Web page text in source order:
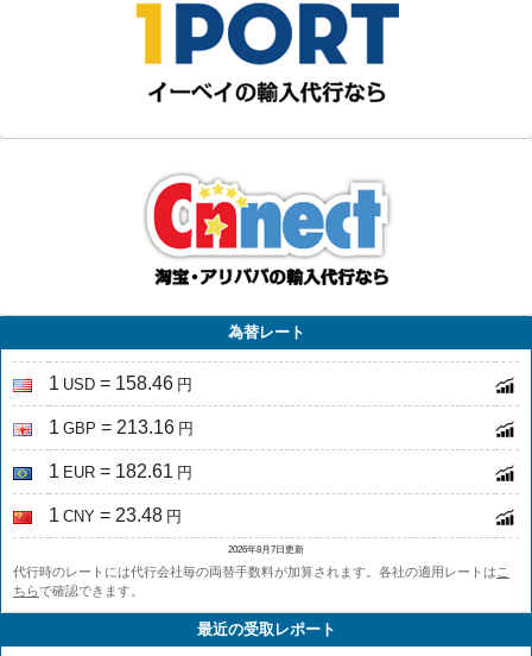
為替レート
1 USD = 158.46 円
1 GBP = 213.16 円
1 EUR = 182.61 円
1 CNY = 23.48 円
2026年8月7日更新
代行時のレートには代行会社毎の両替手数料が加算されます。各社の適用レートは こ
ちらで確認できます。
最近の受取レポート